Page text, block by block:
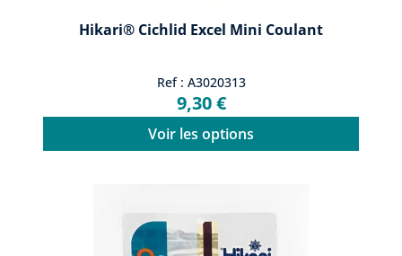
Hikari® Cichlid Excel Mini Coulant
Ref : A3020313
9,30 €
Voir les options